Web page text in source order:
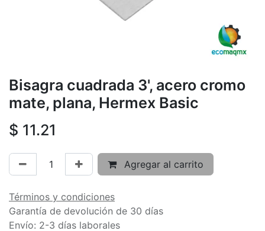
Bisagra cuadrada 3', acero cromo
mate, plana, Hermex Basic
$ 11.21
Agregar al carrito
Términos y condiciones
Garantía de devolución de 30 días
Envío: 2-3 días laborales